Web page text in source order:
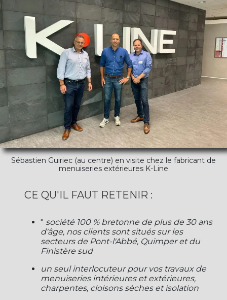
Sébastien Guiriec (au centre) en visite chez le fabricant de
menuiseries extérieures K-Line
CE QU'IL FAUT RETENIR :
" société 100 % bretonne de plus de 30 ans
d'âge, nos clients sont situés sur les
secteurs de Pont-l'Abbé, Quimper et du
Finistère sud
un seul interlocuteur pour vos travaux de
menuiseries intérieures et extérieures,
charpentes, cloisons sèches et isolation